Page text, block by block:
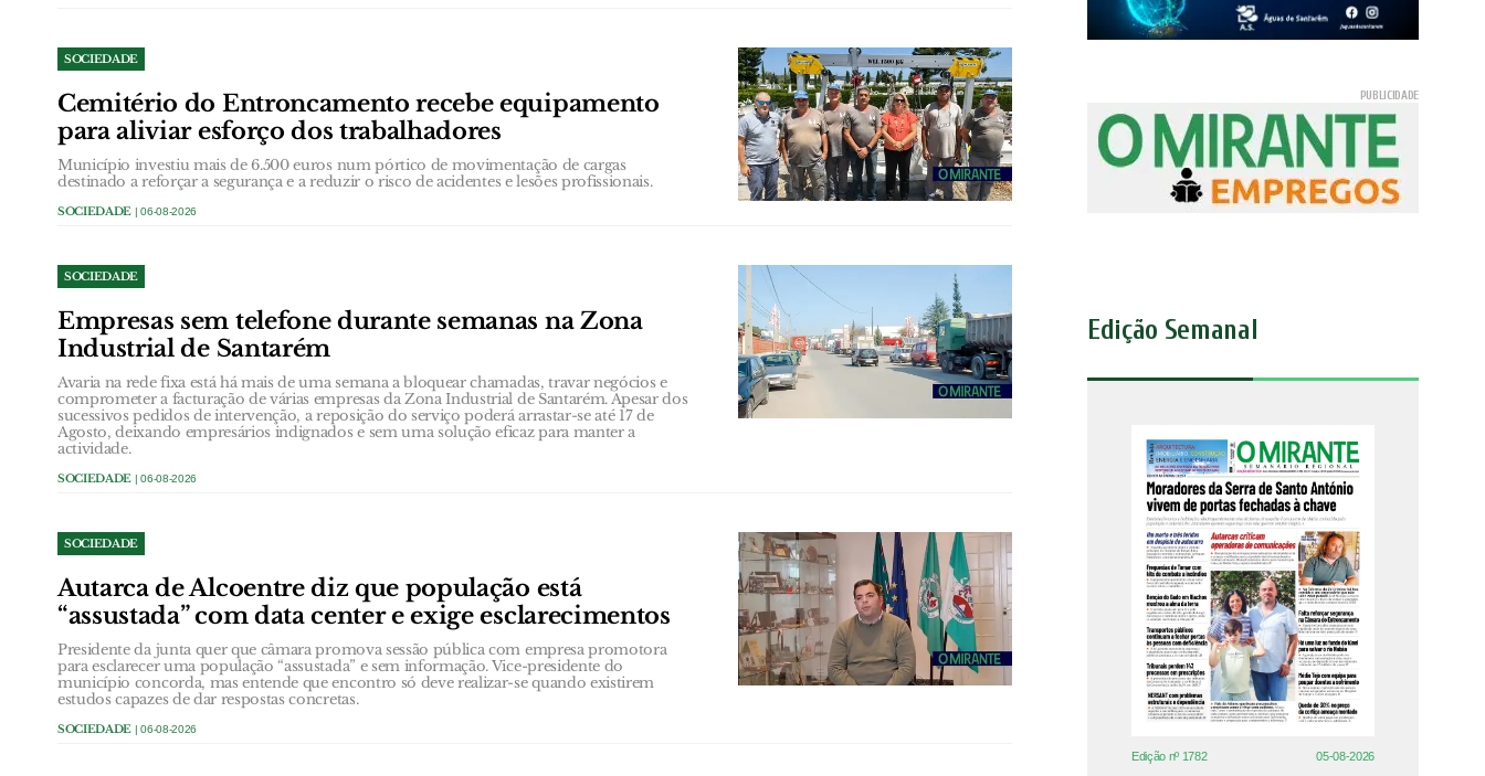
SOCIEDADE
Cemitério do Entroncamento recebe equipamento
para aliviar esforço dos trabalhadores
Município investiu mais de 6.500 euros num pórtico de movimentação de cargas
destinado a reforçar a segurança e a reduzir o risco de acidentes e lesões profissionais.
SOCIEDADE | 06-08-2026
SOCIEDADE
Empresas sem telefone durante semanas na Zona
Industrial de Santarém
Avaria na rede fixa está há mais de uma semana a bloquear chamadas, travar negócios e
comprometer a facturação de várias empresas da Zona Industrial de Santarém. Apesar dos
sucessivos pedidos de intervenção, a reposição do serviço poderá arrastar-se até 17 de
Agosto, deixando empresários indignados e sem uma solução eficaz para manter a
actividade.
SOCIEDADE | 06-08-2026
SOCIEDADE
Autarca de Alcoentre diz que população está
“assustada” com data center e exige esclarecimentos
Presidente da junta quer que câmara promova sessão pública com empresa promotora
para esclarecer uma população “assustada” e sem informação. Vice-presidente do
município concorda, mas entende que encontro só deve realizar-se quando existirem
estudos capazes de dar respostas concretas.
SOCIEDADE | 06-08-2026
Edição Semanal
Edição nº 1782 05-08-2026